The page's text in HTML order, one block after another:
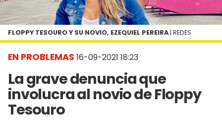
EN PROBLEMAS 16-09-2021 18:23
La grave denuncia que
involucra al novio de Floppy
Tesouro
FLOPPY TESOURO Y SU NOVIO, EZEQUIEL PEREIRA | REDES